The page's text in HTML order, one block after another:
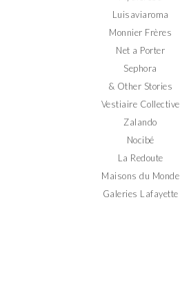
Luisaviaroma
Monnier Frères
Net a Porter
Sephora
& Other Stories
Vestiaire Collective
Zalando
Nocibé
La Redoute
Maisons du Monde
Galeries Lafayette